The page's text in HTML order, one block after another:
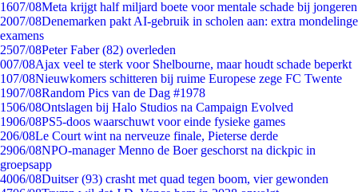
1607/08Meta krijgt half miljard boete voor mentale schade bij jongeren
2007/08Denemarken pakt AI-gebruik in scholen aan: extra mondelinge
examens
2507/08Peter Faber (82) overleden
007/08Ajax veel te sterk voor Shelbourne, maar houdt schade beperkt
107/08Nieuwkomers schitteren bij ruime Europese zege FC Twente
1907/08Random Pics van de Dag #1978
1506/08Ontslagen bij Halo Studios na Campaign Evolved
1906/08PS5-doos waarschuwt voor einde fysieke games
206/08Le Court wint na nerveuze finale, Pieterse derde
2906/08NPO-manager Menno de Boer geschorst na dickpic in
groepsapp
4006/08Duitser (93) crasht met quad tegen boom, vier gewonden